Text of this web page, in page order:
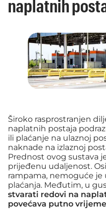
naplatnih
Široko rasprostranjen
naplatnih postaja
ili plaćanje na ulaznoj
naknade na izlaznoj
Prednost ovog sustava
prijeđenu udaljenost.
rampama, nemoguće
plaćanja. Međutim, u
stvarati redovi na
povećava putno